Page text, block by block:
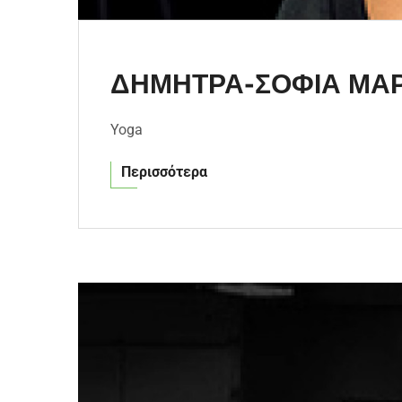
ΔΗΜΗΤΡΑ-ΣΟΦΙΑ
Yoga
Περισσότερα